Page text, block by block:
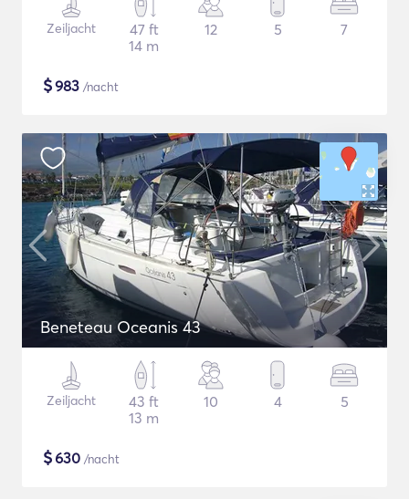
Zeiljacht
47 ft
14 m
12 5 7
$983 /nacht
Beneteau Oceanis 43
Zeiljacht
43 ft
13 m
10 4 5
$630 /nacht